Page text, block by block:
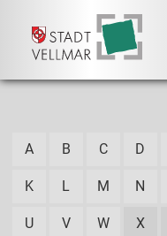
A B C D
K L M N
U V W X